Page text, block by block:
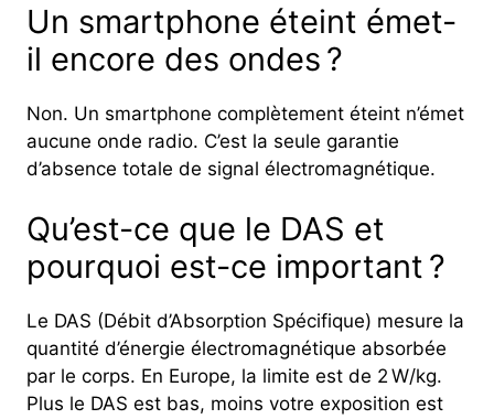
Un smartphone éteint émet-
il encore des ondes ?
Non. Un smartphone complètement éteint n’émet
aucune onde radio. C’est la seule garantie
d’absence totale de signal électromagnétique.
Qu’est-ce que le DAS et
pourquoi est-ce important ?
Le DAS (Débit d’Absorption Spécifique) mesure la
quantité d’énergie électromagnétique absorbée
par le corps. En Europe, la limite est de 2 W/kg.
Plus le DAS est bas, moins votre exposition est